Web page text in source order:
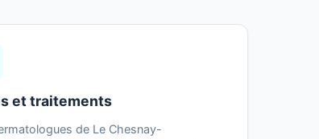
et traitements
de Le Chesnay-